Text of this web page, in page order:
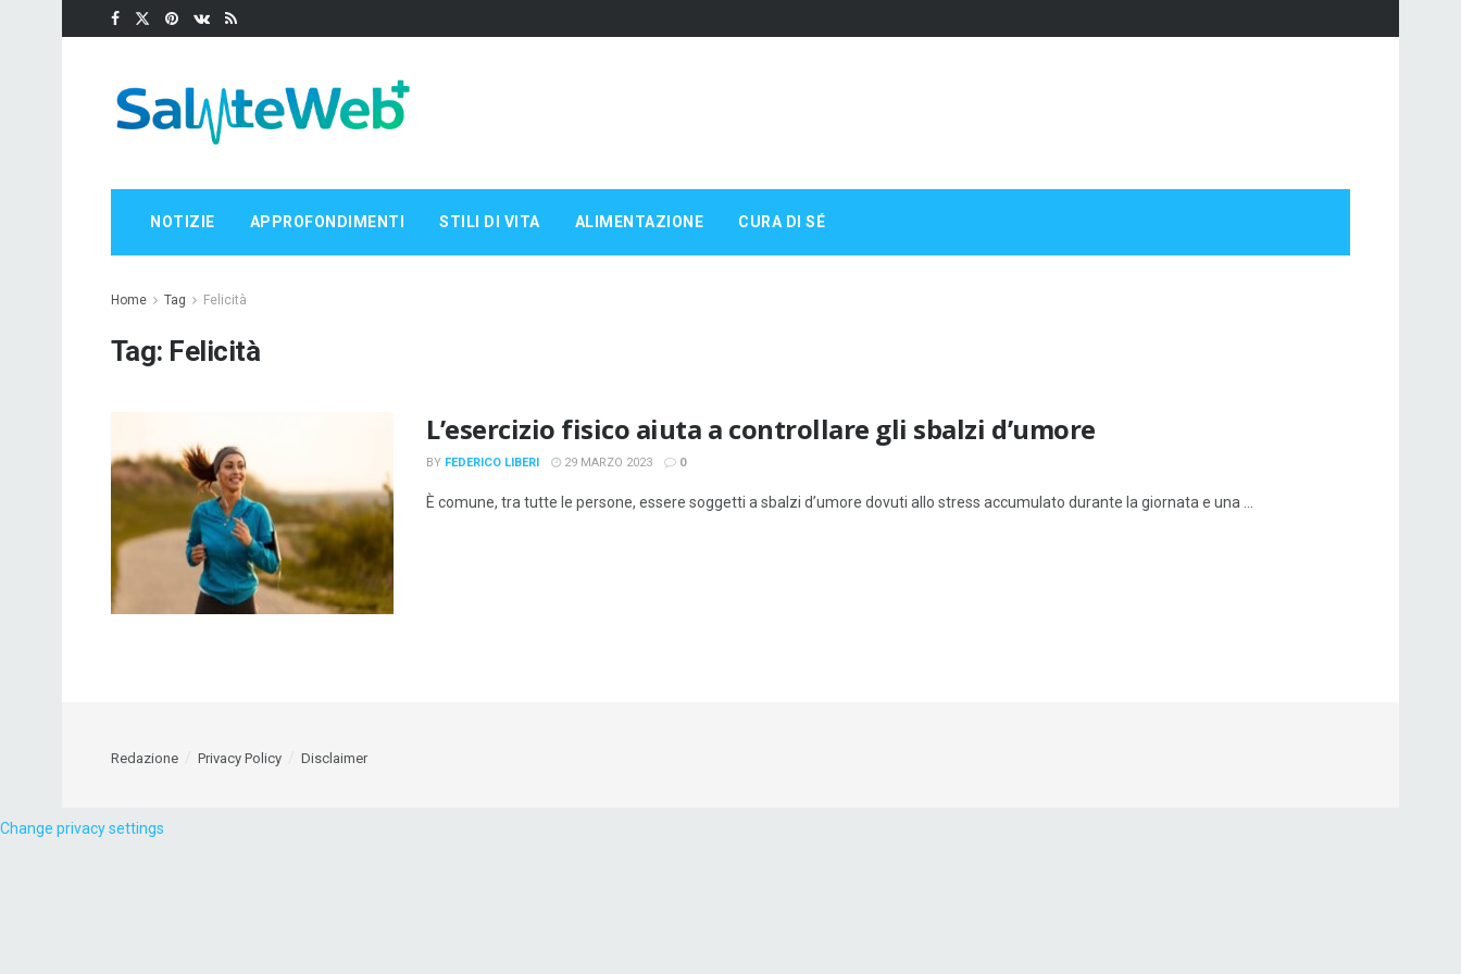
NOTIZIE APPROFONDIMENTI STILI DI VITA ALIMENTAZIONE CURA DI SÉ
Home Tag Felicità
Tag: Felicità
L’esercizio fisico aiuta a controllare gli sbalzi d’umore
BY FEDERICO LIBERI 29 MARZO 2023 0
È comune, tra tutte le persone, essere soggetti a sbalzi d’umore dovuti allo stress accumulato durante la giornata e una ...
Redazione Privacy Policy Disclaimer
Change privacy settings